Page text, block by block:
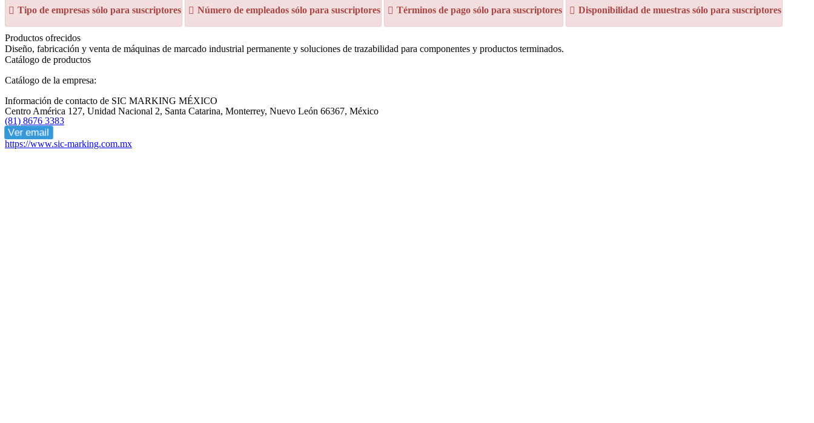
Tipo de empresas sólo para suscriptores Número de empleados sólo para suscriptores Términos de pago sólo para suscriptores Disponibilidad de muestras sólo para suscriptores
Productos ofrecidos
Diseño, fabricación y venta de máquinas de marcado industrial permanente y soluciones de trazabilidad para componentes y productos terminados.
Catálogo de productos
Catálogo de la empresa:
Información de contacto de SIC MARKING MÉXICO
Centro América 127, Unidad Nacional 2, Santa Catarina, Monterrey, Nuevo León 66367, México
(81) 8676 3383
Ver email
https://www.sic-marking.com.mx